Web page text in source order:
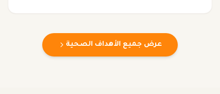
عرض جميع الأهداف الصحية